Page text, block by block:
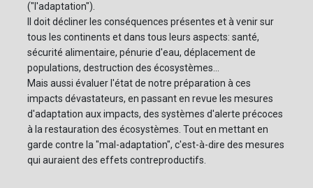
("l'adaptation").
Il doit décliner les conséquences présentes et à venir sur
tous les continents et dans tous leurs aspects: santé,
sécurité alimentaire, pénurie d'eau, déplacement de
populations, destruction des écosystèmes...
Mais aussi évaluer l'état de notre préparation à ces
impacts dévastateurs, en passant en revue les mesures
d'adaptation aux impacts, des systèmes d'alerte précoces
à la restauration des écosystèmes. Tout en mettant en
garde contre la "mal-adaptation", c'est-à-dire des mesures
qui auraient des effets contreproductifs.